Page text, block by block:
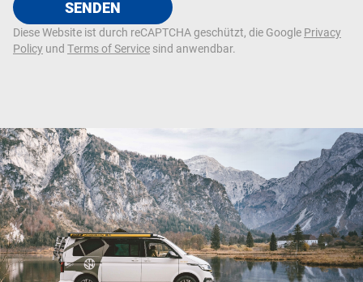
SENDEN
Diese Website ist durch reCAPTCHA geschützt, die Google Privacy
Policy und Terms of Service sind anwendbar.